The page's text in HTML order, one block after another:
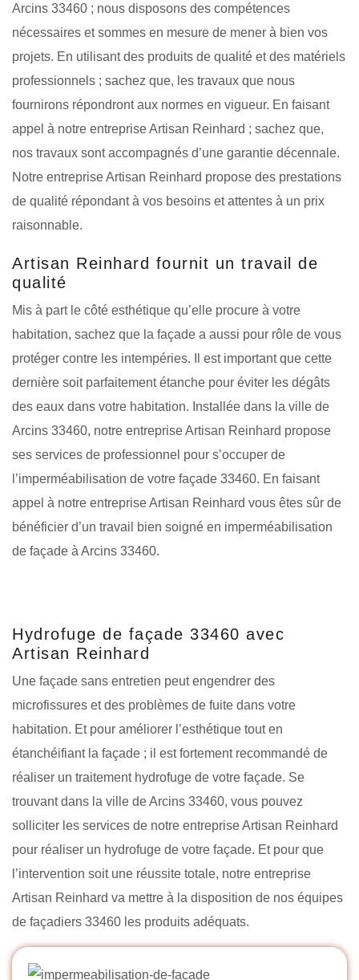
Arcins 33460 ; nous disposons des compétences
nécessaires et sommes en mesure de mener à bien vos
projets. En utilisant des produits de qualité et des matériels
professionnels ; sachez que, les travaux que nous
fournirons répondront aux normes en vigueur. En faisant
appel à notre entreprise Artisan Reinhard ; sachez que,
nos travaux sont accompagnés d’une garantie décennale.
Notre entreprise Artisan Reinhard propose des prestations
de qualité répondant à vos besoins et attentes à un prix
raisonnable.
Artisan Reinhard fournit un travail de
qualité
Mis à part le côté esthétique qu’elle procure à votre
habitation, sachez que la façade a aussi pour rôle de vous
protéger contre les intempéries. Il est important que cette
dernière soit parfaitement étanche pour éviter les dégâts
des eaux dans votre habitation. Installée dans la ville de
Arcins 33460, notre entreprise Artisan Reinhard propose
ses services de professionnel pour s’occuper de
l’imperméabilisation de votre façade 33460. En faisant
appel à notre entreprise Artisan Reinhard vous êtes sûr de
bénéficier d’un travail bien soigné en imperméabilisation
de façade à Arcins 33460.
Hydrofuge de façade 33460 avec
Artisan Reinhard
Une façade sans entretien peut engendrer des
microfissures et des problèmes de fuite dans votre
habitation. Et pour améliorer l’esthétique tout en
étanchéifiant la façade ; il est fortement recommandé de
réaliser un traitement hydrofuge de votre façade. Se
trouvant dans la ville de Arcins 33460, vous pouvez
solliciter les services de notre entreprise Artisan Reinhard
pour réaliser un hydrofuge de votre façade. Et pour que
l’intervention soit une réussite totale, notre entreprise
Artisan Reinhard va mettre à la disposition de nos équipes
de façadiers 33460 les produits adéquats.